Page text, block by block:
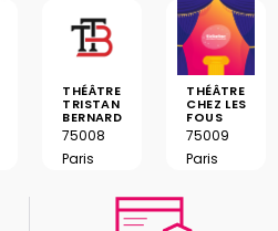
THÉÂTRE
TRISTAN
BERNARD
75008
Paris
THÉÂTRE
CHEZ LES
FOUS
75009
Paris